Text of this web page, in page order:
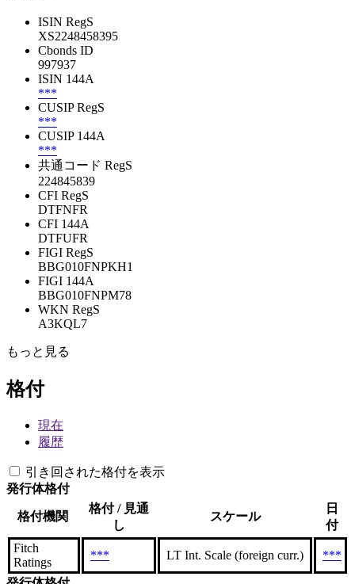
ISIN RegS
XS2248458395
Cbonds ID
997937
ISIN 144A
***
CUSIP RegS
***
CUSIP 144A
***
共通コード RegS
224845839
CFI RegS
DTFNFR
CFI 144A
DTFUFR
FIGI RegS
BBG010FNPKH1
FIGI 144A
BBG010FNPM78
WKN RegS
A3KQL7
もっと見る
格付
現在
履歴
引き回された格付を表示
発行体格付
格付機関
格付 / 見通
し
スケール
日
付
Fitch
Ratings
*** LT Int. Scale (foreign curr.) ***